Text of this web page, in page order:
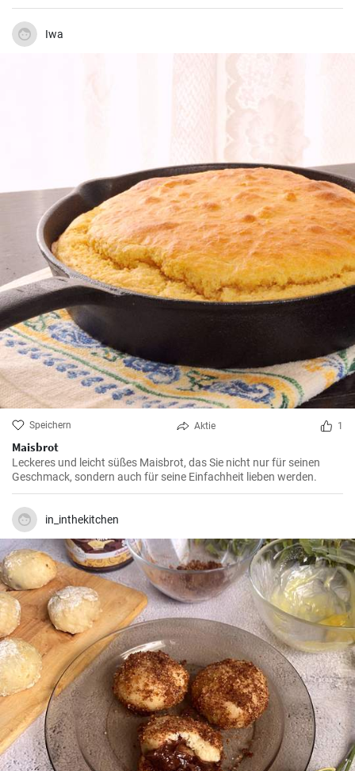
Iwa
Speichern Aktie 1
Maisbrot
Leckeres und leicht süßes Maisbrot, das Sie nicht nur für seinen
Geschmack, sondern auch für seine Einfachheit lieben werden.
in_inthekitchen